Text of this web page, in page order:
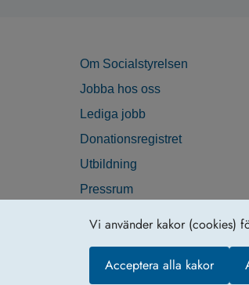
Vi använder kakor (cookies)
Acceptera alla kakor
Om Socialstyrelsen
Jobba hos oss
Lediga jobb
Donationsregistret
Utbildning
Pressrum